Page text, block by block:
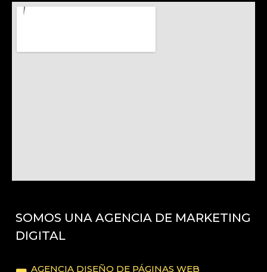
SOMOS UNA AGENCIA DE MARKETING
DIGITAL
AGENCIA DISEÑO DE PÁGINAS WEB